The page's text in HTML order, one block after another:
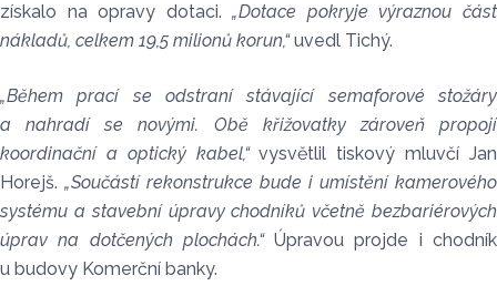
získalo na opravy dotaci.„Dotace pokryje výraznou část
nákladů, celkem 19,5 milionů korun,“uvedl Tichý.
„Během prací se odstraní stávající semaforové stožáry
a nahradí se novými. Obě křižovatky zároveň propojí
koordinační a optický kabel,“vysvětlil tiskový mluvčí Jan
Horejš. „Součástí rekonstrukce bude i umístění kamerového
systému a stavební úpravy chodníků včetně bezbariérových
úprav na dotčených plochách.“Úpravou projde i chodník
u budovy Komerční banky.